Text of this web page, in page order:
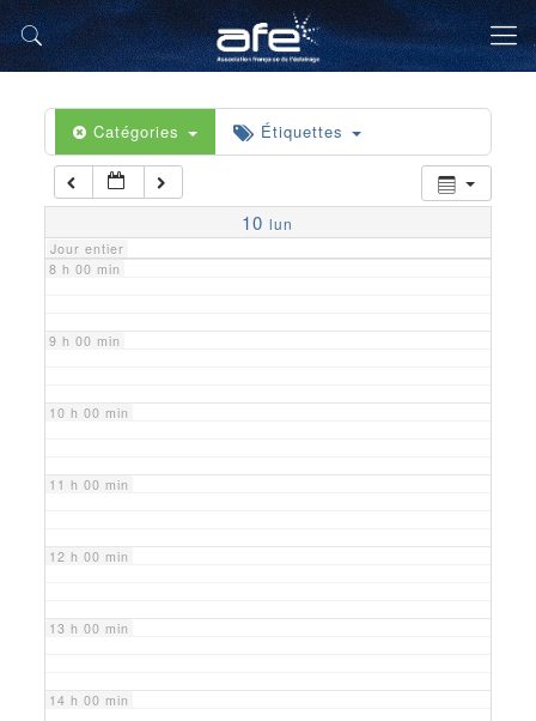
Catégories Étiquettes
10 lun
Jour entier
5 h 00 min
6 h 00 min
7 h 00 min
8 h 00 min
9 h 00 min
10 h 00 min
11 h 00 min
12 h 00 min
13 h 00 min
14 h 00 min